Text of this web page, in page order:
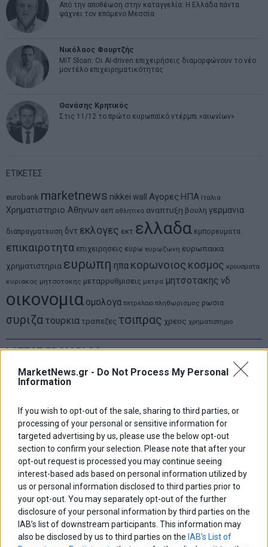
MarketNews.gr - Do Not Process My Personal
Information
If you wish to opt-out of the sale, sharing to third parties, or
processing of your personal or sensitive information for
targeted advertising by us, please use the below opt-out
section to confirm your selection. Please note that after your
opt-out request is processed you may continue seeing
interest-based ads based on personal information utilized by
us or personal information disclosed to third parties prior to
your opt-out. You may separately opt-out of the further
disclosure of your personal information by third parties on the
IAB’s list of downstream participants. This information may
also be disclosed by us to third parties on the IAB’s List of
Από την αποθέωση στην καταγγελία: Η Ελλάδα πάντα
ψάχνει τον επόμενο Μεσσία
Νικόλαος Φουρτζής
MIT Sloan: Οι AI-driven επιχειρήσεις διαμορφώνουν το νέο
μοντέλο επιχειρηματικότητας
Θανάσης Κρητικός
Στις 11/12 το πρώτο ευρωπαϊκό ντέρμπι «αιωνίων»
ΕΤΙΚΕΤΕΣ
eurobank marketnews nikkei wall Αγορες ΗΠΑ Ιταλια
Χρηματιστηριο Αθηνων αεπ αθλητικα αναπτυξη βουλη γερμανια
διαπραγματευση δντ εκλογες εκτ ελλαδα εμπορευματα
επικαιροτητα επιχειρησεις ευρω ευρωζωνη ευρωπαικα
χρηματιστηρια ευρωπη ηπα κορωνοιος κοσμος κρουσματα
κυριακος μητσοτακης μεταρρυθμισεις μετρα μητσοτακης νδ
οικονομια ομολογα πετρελαιο πληθωρισμος ρωσια
συριζα τουρκια τραπεζες τσιπρας χρεος χρηματιστηριο
LATEST FROM BLOG